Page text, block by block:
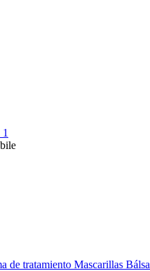
de tratamiento Mascarillas